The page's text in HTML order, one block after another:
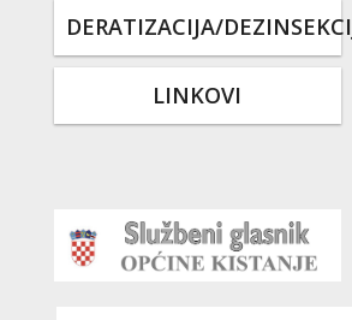
DERATIZACIJA/
LINKOVI